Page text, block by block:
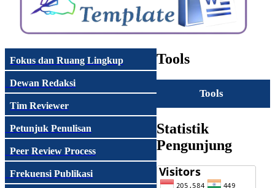
Fokus dan Ruang Lingkup
Dewan Redaksi
Tim Reviewer
Petunjuk Penulisan
Peer Review Process
Frekuensi Publikasi
Tools
Tools
Statistik
Pengunjung